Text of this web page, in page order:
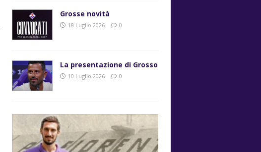
Grosse novità
18 Luglio 2026 0
La presentazione di Grosso
10 Luglio 2026 0